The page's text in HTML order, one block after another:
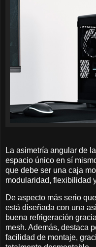
La asimetría angular de
espacio único en sí
que debe ser una caja
modularidad, flexibilidad
De aspecto más serio
está diseñada con una
buena refrigeración
mesh. Además, destaca
facilidad de montaje,